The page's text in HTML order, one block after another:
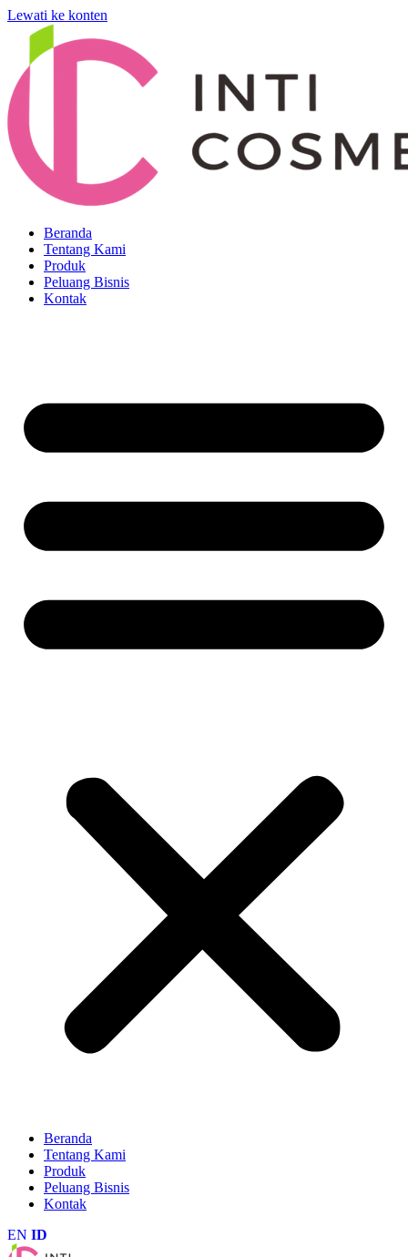
Lewati ke konten
Beranda
Tentang Kami
Produk
Peluang Bisnis
Kontak
Beranda
Tentang Kami
Produk
Peluang Bisnis
Kontak
EN ID